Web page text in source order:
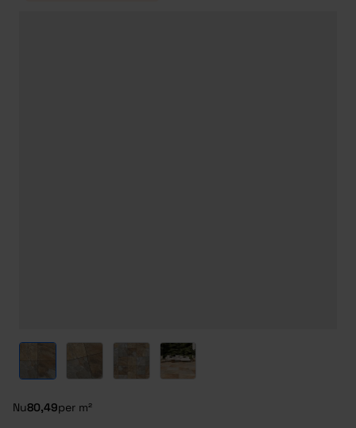
View larger imageView larger image
Nu80,49per m²